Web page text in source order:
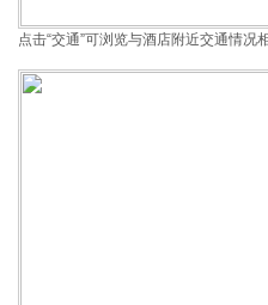
点击“交通”可浏览与酒店附近交通情况